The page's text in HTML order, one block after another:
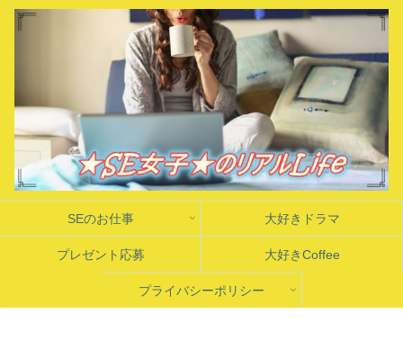
SEのお仕事 大好きドラマ
プレゼント応募 大好きCoffee
プライバシーポリシー